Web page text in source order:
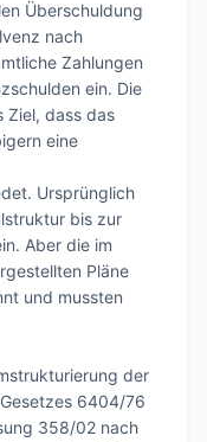
Überschuldung
nach
Zahlungen
ein. Die
Ziel, dass das
eine
Ursprünglich
bis zur
Aber die im
Pläne
und mussten
der
6404/76
358/02 nach